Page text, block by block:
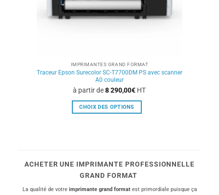
du
produit
IMPRIMANTES GRAND FORMAT
Traceur Epson Surecolor SC-T7700DM PS avec scanner
A0 couleur
à partir de8 290,00€ HT
CHOIX DES OPTIONS
options
peuvent
ACHETER UNE IMPRIMANTE PROFESSIONNELLE
GRAND FORMAT
La qualité de votreimprimante grand formatest primordiale puisque ça